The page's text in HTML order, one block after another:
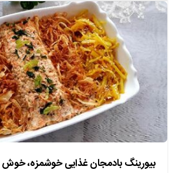
بیورینگ بادمجان غذایی خوشمزه،